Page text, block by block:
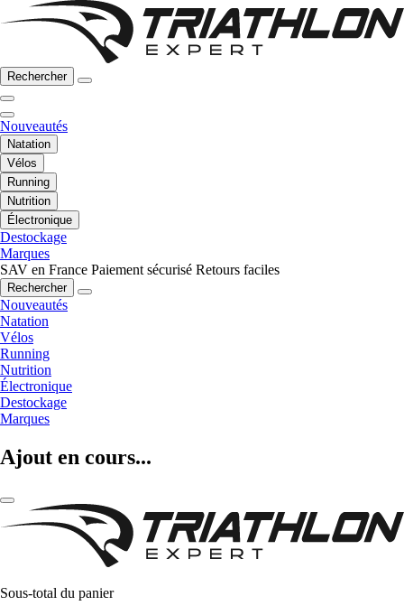
Rechercher
Nouveautés
Natation
Vélos
Running
Nutrition
Électronique
Destockage
Marques
SAV en France Paiement sécurisé Retours faciles
Rechercher
Nouveautés
Natation
Vélos
Running
Nutrition
Électronique
Destockage
Marques
Ajout en cours...
Sous-total du panier